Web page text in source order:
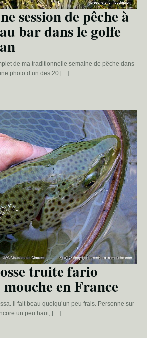
session de pêche à
bar dans le golfe
de ma traditionnelle semaine de pêche dans
photo d’un des 20 […]
truite fario
mouche en France
Il fait beau quoiqu’un peu frais. Personne sur
un peu haut, […]